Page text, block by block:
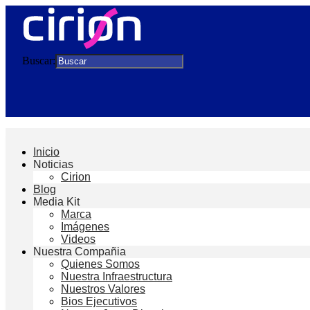
Buscar:
Inicio
Noticias
Cirion
Blog
Media Kit
Marca
Imágenes
Videos
Nuestra Compañia
Quienes Somos
Nuestra Infraestructura
Nuestros Valores
Bios Ejecutivos